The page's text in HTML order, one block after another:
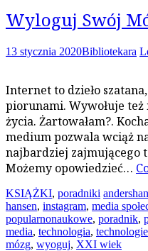
Wyloguj Swój
13 stycznia 2020Bibliotekara
Internet to dzieło
piorunami. Wywołuje też
życia. Żartowałam?.
medium pozwala wciąż
najbardziej zajmującego
Możemy opowiedzieć…
KSIĄŻKI, poradniki
hansen, instagram, media
popularnonaukowe, poradnik,
media, technologia, technologie
mózg, wyoguj, XXI wiek